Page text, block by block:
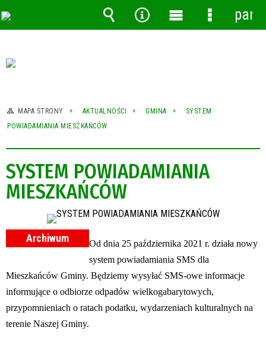
MAPA STRONY AKTUALNOŚCI GMINA
SYSTEM
POWIADAMIANIA MIESZKAŃCÓW
SYSTEM POWIADAMIANIA
MIESZKAŃCÓW
Archiwum
Od dnia 25 października 2021 r. działa nowy
system powiadamiania SMS dla
Mieszkańców Gminy. Będziemy wysyłać SMS-owe informacje
informujące o odbiorze odpadów wielkogabarytowych,
przypomnieniach o ratach podatku, wydarzeniach kulturalnych na
terenie Naszej Gminy.
Wyszukiwarka
Narzędzia
MenuMenu